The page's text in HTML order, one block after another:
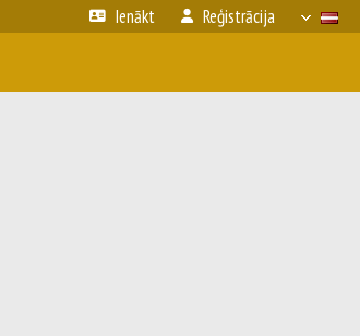
Ienākt Reģistrācija